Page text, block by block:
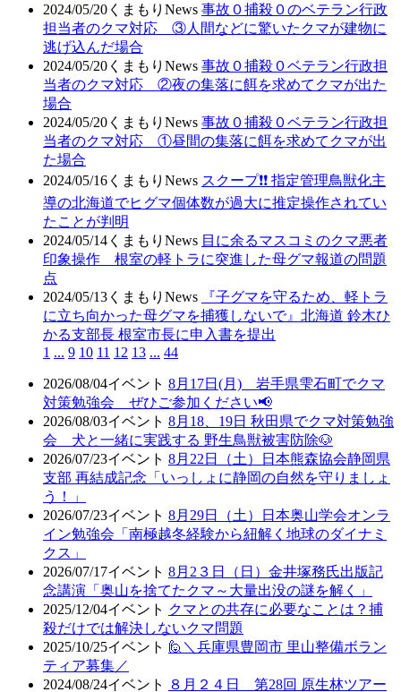
2024/05/20 くまもりNews 事故０捕殺０のベテラン行政
担当者のクマ対応 ③人間などに驚いたクマが建物に
逃げ込んだ場合
2024/05/20 くまもりNews 事故０捕殺０ベテラン行政担
当者のクマ対応 ②夜の集落に餌を求めてクマが出た
場合
2024/05/20 くまもりNews 事故０捕殺０ベテラン行政担
当者のクマ対応 ①昼間の集落に餌を求めてクマが出
た場合
2024/05/16 くまもりNews スクープ❗❗ 指定管理鳥獣化主
導の北海道でヒグマ個体数が過大に推定操作されてい
たことが判明
2024/05/14 くまもりNews 目に余るマスコミのクマ悪者
印象操作 根室の軽トラに突進した母グマ報道の問題
点
2024/05/13 くまもりNews
『子グマを守るため、軽トラ
に立ち向かった母グマを捕獲しないで』北海道 鈴木ひ
かる支部長 根室市長に申入書を提出
1 ... 9 10 11 12 13 ... 44
2026/08/04イベント 8月17日(月) 岩手県雫石町でクマ
対策勉強会 ぜひご参加ください📢
2026/08/03イベント 8月18、19日 秋田県でクマ対策勉強
会 犬と一緒に実践する 野生鳥獣被害防除🐶
2026/07/23イベント 8月22日（土）日本熊森協会静岡県
支部 再結成記念「いっしょに静岡の自然を守りましょ
う！」
2026/07/23イベント 8月29日（土）日本奥山学会オンラ
イン勉強会「南極越冬経験から紐解く地球のダイナミ
クス」
2026/07/17イベント 8月2３日（日）金井塚務氏出版記
念講演「奥山を捨てたクマ～大量出没の謎を解く」
2025/12/04イベント クマとの共存に必要なことは？捕
殺だけでは解決しないクマ問題
2025/10/25イベント 🙋＼兵庫県豊岡市 里山整備ボラン
ティア募集／
2024/08/24イベント ８月２４日 第28回 原生林ツアー